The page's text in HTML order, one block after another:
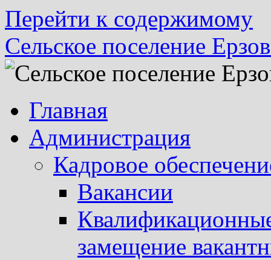
Перейти к содержимому
Сельское поселение
Главная
Администрация
Кадровое
Вакансии
замещение